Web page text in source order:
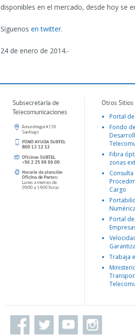
disponibles en el mercado, desde hoy se
Síguenos en twitter.
24 de enero de 2014.-
Subsecretaría de
Telecomunicaciones
Otros
Portal
Fondo
Fibra
zonas
Consulta
Cargo
Portal
Trabaja